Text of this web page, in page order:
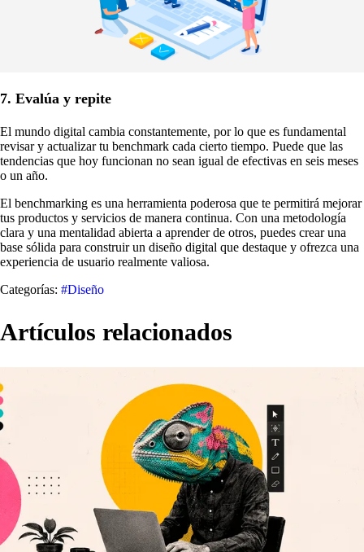
7. Evalúa y repite
El mundo digital cambia constantemente, por lo que es fundamental
revisar y actualizar tu benchmark cada cierto tiempo. Puede que las
tendencias que hoy funcionan no sean igual de efectivas en seis meses
o un año.
El benchmarking es una herramienta poderosa que te permitirá mejorar
tus productos y servicios de manera continua. Con una metodología
clara y una mentalidad abierta a aprender de otros, puedes crear una
base sólida para construir un diseño digital que destaque y ofrezca una
experiencia de usuario realmente valiosa.
Categorías: #Diseño
Artículos relacionados